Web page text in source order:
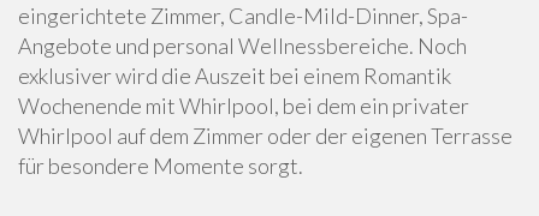
eingerichtete Zimmer, Candle-Mild-Dinner, Spa-
Angebote und personal Wellnessbereiche. Noch
exklusiver wird die Auszeit bei einem Romantik
Wochenende mit Whirlpool, bei dem ein privater
Whirlpool auf dem Zimmer oder der eigenen Terrasse
für besondere Momente sorgt.